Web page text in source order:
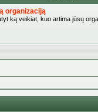
organizaciją
ką veikiat, kuo artima jūsų